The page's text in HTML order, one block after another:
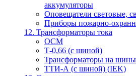
аккумуляторы
Оповещатели световые,
Приборы пожарно-
12. Трансформаторы тока
ОСМ
Т-0,66 (с шиной)
Трансформаторы на шины
ТТИ-А (с шиной) (IEK)